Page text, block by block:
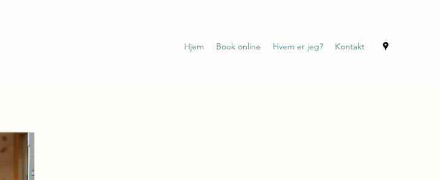
Hjem Book online Hvem er jeg? Kontakt